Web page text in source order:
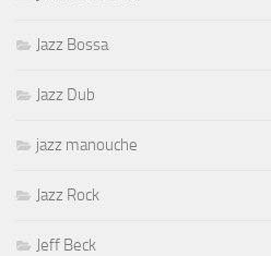
Jazz Bossa
Jazz Dub
jazz manouche
Jazz Rock
Jeff Beck